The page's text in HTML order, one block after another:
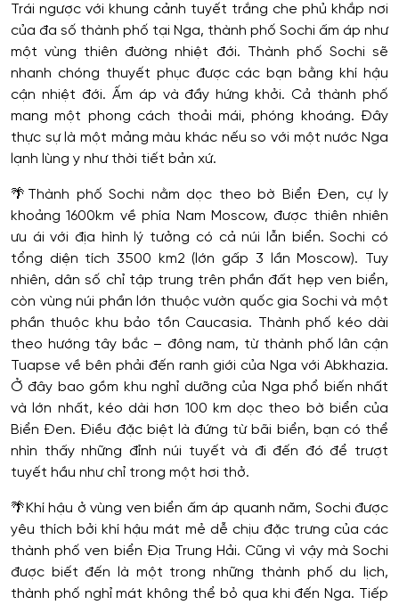
Trái ngược với khung cảnh tuyết trắng che phủ khắp nơi
của đa số thành phố tại Nga, thành phố Sochi ấm áp như
một vùng thiên đường nhiệt đới. Thành phố Sochi sẽ
nhanh chóng thuyết phục được các bạn bằng khí hậu
cận nhiệt đới. Ấm áp và đầy hứng khởi. Cả thành phố
mang một phong cách thoải mái, phóng khoáng. Đây
thực sự là một mảng màu khác nếu so với một nước Nga
lạnh lùng y như thời tiết bản xứ.
🌴 Thành phố Sochi nằm dọc theo bờ Biển Đen, cự ly
khoảng 1600km về phía Nam Moscow, được thiên nhiên
ưu ái với địa hình lý tưởng có cả núi lẫn biển. Sochi có
tổng diện tích 3500 km2 (lớn gấp 3 lần Moscow). Tuy
nhiên, dân số chỉ tập trung trên phần đất hẹp ven biển,
còn vùng núi phần lớn thuộc vườn quốc gia Sochi và một
phần thuộc khu bảo tồn Caucasia. Thành phố kéo dài
theo hướng tây bắc – đông nam, từ thành phố lân cận
Tuapse về bên phải đến ranh giới của Nga với Abkhazia.
Ở đây bao gồm khu nghỉ dưỡng của Nga phổ biến nhất
và lớn nhất, kéo dài hơn 100 km dọc theo bờ biển của
Biển Đen. Điều đặc biệt là đứng từ bãi biển, bạn có thể
nhìn thấy những đỉnh núi tuyết và đi đến đó để trượt
tuyết hầu như chỉ trong một hơi thở.
🌴 Khí hậu ở vùng ven biển ấm áp quanh năm, Sochi được
yêu thích bởi khí hậu mát mẻ dễ chịu đặc trưng của các
thành phố ven biển Địa Trung Hải. Cũng vì vậy mà Sochi
được biết đến là một trong những thành phố du lịch,
thành phố nghỉ mát không thể bỏ qua khi đến Nga. Tiếp